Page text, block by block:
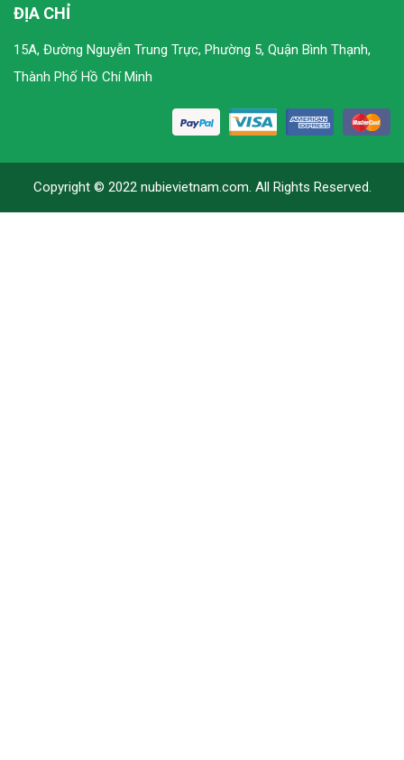
ĐỊA CHỈ
15A, Đường Nguyễn Trung Trực, Phường 5, Quận Bình Thạnh,
Thành Phố Hồ Chí Minh
Copyright © 2022 nubievietnam.com. All Rights Reserved.